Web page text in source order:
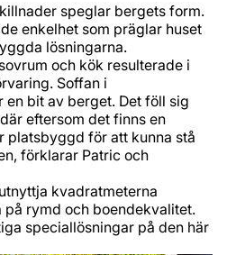
speglar bergets form.
enkelhet som präglar huset
lösningarna.
och kök resulterade i
Soffan i
bit av berget. Det föll sig
eftersom det finns en
platsbyggd för att kunna stå
förklarar Patric och
kvadratmeterna
på rymd och boendekvalitet.
speciallösningar på den här